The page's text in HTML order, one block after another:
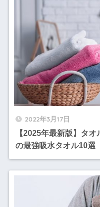
2022年3月17日
【2025年最新版】タ
の最強吸水タオル10選